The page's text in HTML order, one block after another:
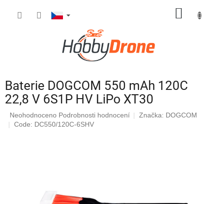
Baterie DOGCOM 550 mAh 120C
22,8 V 6S1P HV LiPo XT30
Průměrné
hodnocení
Neohodnoceno Podrobnosti hodnocení Značka: DOGCOM
Code: DC550/120C-6SHV